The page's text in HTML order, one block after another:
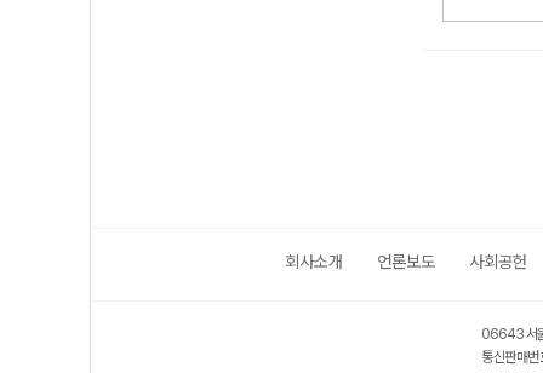
회사소개 언론보도 사회공헌
06643 서
통신판매